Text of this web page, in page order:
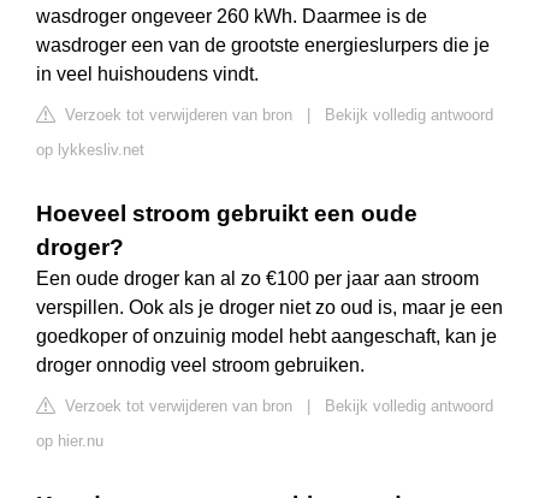
wasdroger ongeveer 260 kWh. Daarmee is de
wasdroger een van de grootste energieslurpers die je
in veel huishoudens vindt.
Verzoek tot verwijderen van bron
Bekijk volledig antwoord
op lykkesliv.net
Hoeveel stroom gebruikt een oude
droger?
Een oude droger kan al zo €100 per jaar aan stroom
verspillen. Ook als je droger niet zo oud is, maar je een
goedkoper of onzuinig model hebt aangeschaft, kan je
droger onnodig veel stroom gebruiken.
Verzoek tot verwijderen van bron
Bekijk volledig antwoord
op hier.nu